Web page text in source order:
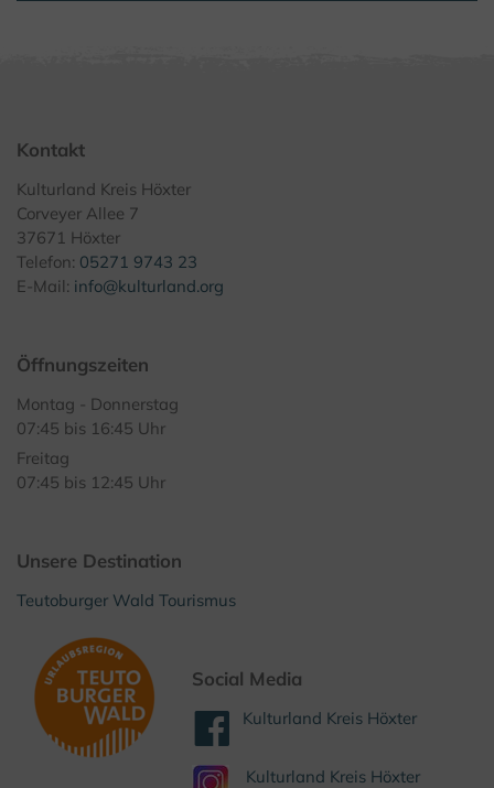
Kontakt
Kulturland Kreis Höxter
Corveyer Allee 7
37671 Höxter
Telefon: 05271 9743 23
E-Mail: info@kulturland.org
Öffnungszeiten
Montag - Donnerstag
07:45 bis 16:45 Uhr
Freitag
07:45 bis 12:45 Uhr
Unsere Destination
Teutoburger Wald Tourismus
Social Media
Kulturland Kreis Höxter
Kulturland Kreis Höxter